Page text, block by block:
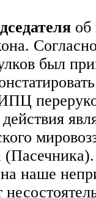
об
был
действия
на наше